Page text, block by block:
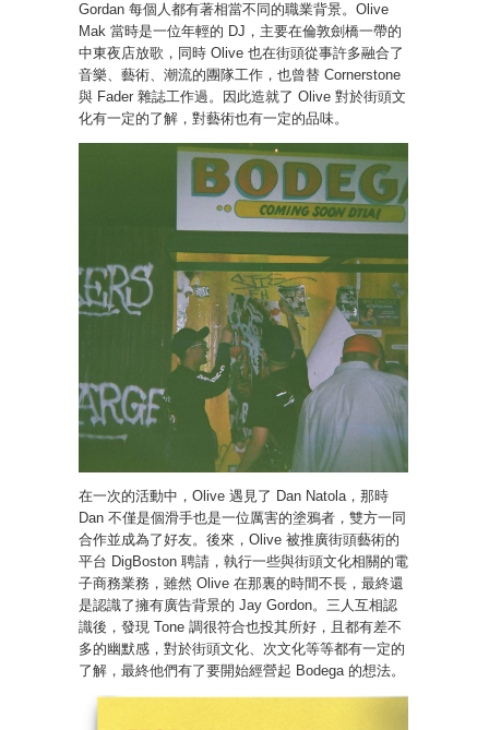
Gordan 每個人都有著相當不同的職業背景。Olive
Mak 當時是一位年輕的 DJ，主要在倫敦劍橋一帶的
中東夜店放歌，同時 Olive 也在街頭從事許多融合了
音樂、藝術、潮流的團隊工作，也曾替 Cornerstone
與 Fader 雜誌工作過。因此造就了 Olive 對於街頭文
化有一定的了解，對藝術也有一定的品味。
在一次的活動中，Olive 遇見了 Dan Natola，那時
Dan 不僅是個滑手也是一位厲害的塗鴉者，雙方一同
合作並成為了好友。後來，Olive 被推廣街頭藝術的
平台 DigBoston 聘請，執行一些與街頭文化相關的電
子商務業務，雖然 Olive 在那裏的時間不長，最終還
是認識了擁有廣告背景的 Jay Gordon。三人互相認
識後，發現 Tone 調很符合也投其所好，且都有差不
多的幽默感，對於街頭文化、次文化等等都有一定的
了解，最終他們有了要開始經營起 Bodega 的想法。